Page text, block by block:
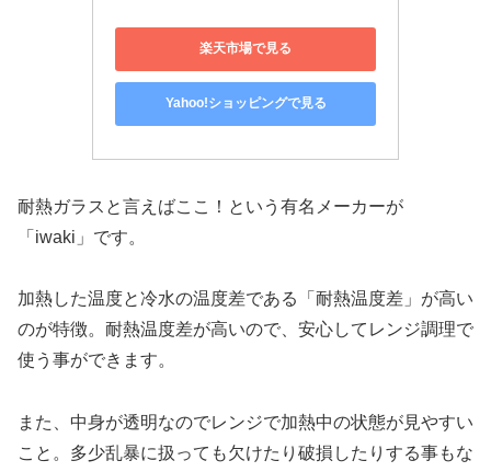
楽天市場で見る
Yahoo!ショッピングで見る
耐熱ガラスと言えばここ！という有名メーカーが
「iwaki」です。
加熱した温度と冷水の温度差である「耐熱温度差」が高い
のが特徴。耐熱温度差が高いので、安心してレンジ調理で
使う事ができます。
また、中身が透明なのでレンジで加熱中の状態が見やすい
こと。多少乱暴に扱っても欠けたり破損したりする事もな